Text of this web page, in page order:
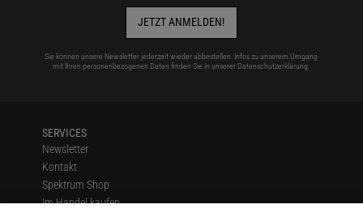
JETZT ANMELDEN!
Sie können unsere Newsletter jederzeit wieder abbestellen. Infos zu unserem Umgang
mit Ihren personenbezogenen Daten finden Sie in unserer Datenschutzerklärung.
SERVICES
Newsletter
Kontakt
Spektrum Shop
Im Handel kaufen